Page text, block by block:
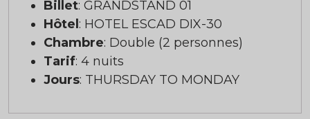
Billet: GRANDSTAND 01
Hôtel : HOTEL ESCAD DIX-30
Chambre: Double (2 personnes)
Tarif: 4 nuits
Jours: THURSDAY TO MONDAY